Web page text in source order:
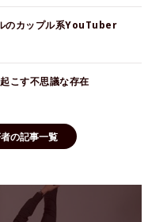
のカップル系YouTuber
こす不思議な存在
の記事一覧